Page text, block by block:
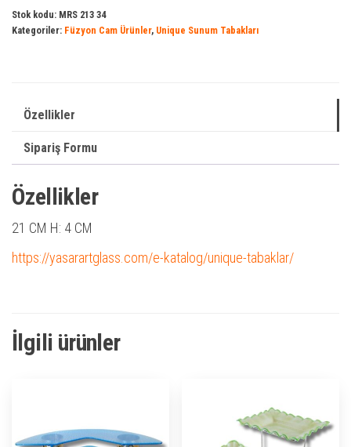
Stok kodu: MRS 213 34
Kategoriler: Füzyon Cam Ürünler, Unique Sunum Tabakları
Özellikler
Sipariş Formu
Özellikler
21 CM H: 4 CM
https://yasarartglass.com/e-katalog/unique-tabaklar/
İlgili ürünler